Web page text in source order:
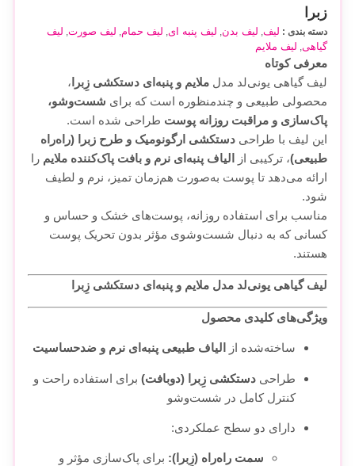
زبرا
دسته بندی : لیف, لیف بدن, لیف پنبه ای, لیف حمام, لیف صورت, لیف
گیاهی, لیف ملایم
معرفی کوتاه
لیف گیاهی یونی‌لد مدل ملایم و پنبه‌ای دستکشی زِبرا ،
محصولی طبیعی و چند‌منظوره است که برای شست‌وشو،
پاک‌سازی و مراقبت روزانه پوست طراحی شده است.
این لیف با طراحی دستکشی ارگونومیک و طرح زبرا (راه‌راه
طبیعی)، ترکیبی از الیاف پنبه‌ای نرم و بافت پاک‌کننده ملایم را
ارائه می‌دهد تا پوست به‌صورت هم‌زمان تمیز، نرم و لطیف
شود.
مناسب برای استفاده روزانه، پوست‌های خشک و حساس و
کسانی که به دنبال شست‌وشوی مؤثر بدون تحریک پوست
هستند.
لیف گیاهی یونی‌لد مدل ملایم و پنبه‌ای دستکشی زِبرا
ویژگی‌های کلیدی محصول
ساخته‌شده از الیاف طبیعی پنبه‌ای نرم و ضد‌حساسیت
طراحی دستکشی زِبرا (دو‌بافت) برای استفاده راحت و
کنترل کامل در شست‌وشو
دارای دو سطح عملکردی:
سمت راه‌راه (زِبرا): برای پاک‌سازی مؤثر و